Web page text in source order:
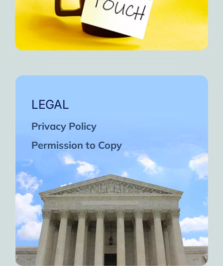
LEGAL
Privacy Policy
Permission to Copy